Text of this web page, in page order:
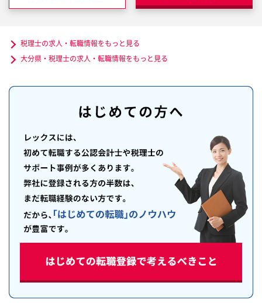
税理士の求人・転職情報をもっと見る
大分県・税理士の求人・転職情報をもっと見る